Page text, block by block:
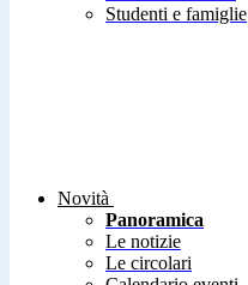
Studenti e famiglie
Novità
Panoramica
Le notizie
Le circolari